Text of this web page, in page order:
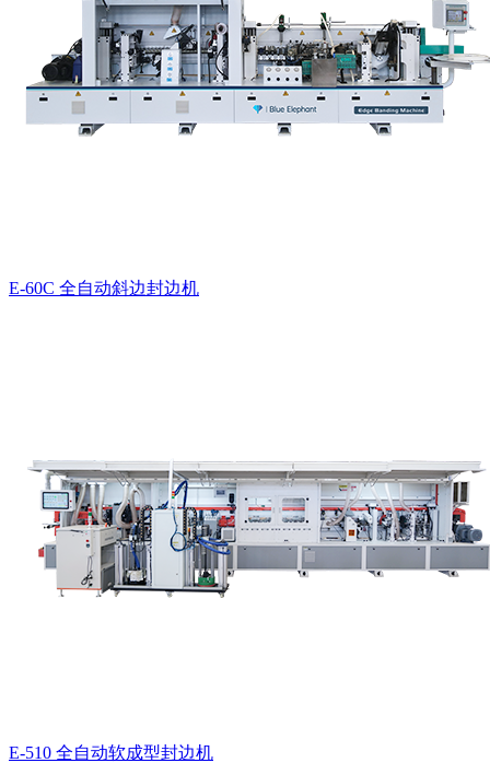
E-60C 全自动斜边封边机
E-510 全自动软成型封边机